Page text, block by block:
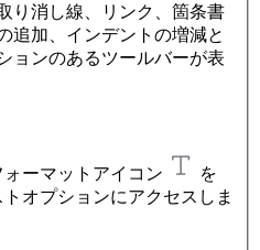
り消し線、リンク、箇条書
追加、インデントの増減と
ョンのあるツールバーが表
ーマットアイコン
を
オプションにアクセスしま